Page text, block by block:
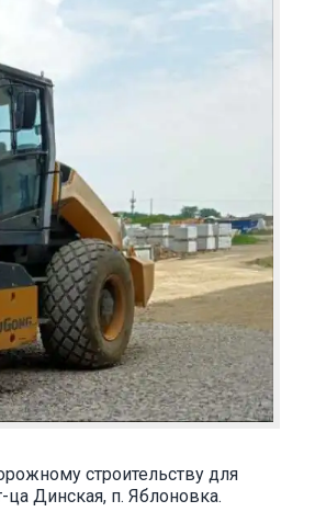
строительству для
ца Динская, п. Яблоновка.